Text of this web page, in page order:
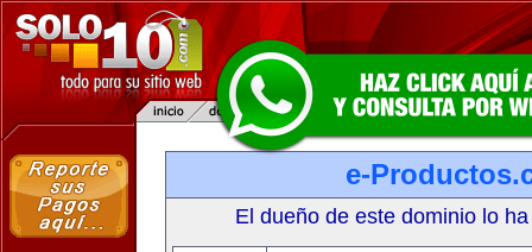
e-
El dueño de este dominio lo